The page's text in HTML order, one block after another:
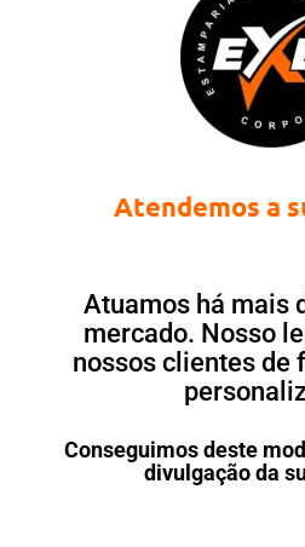
Atendemos a
Atuamos há mais
mercado. Nosso
nossos clientes de
Conseguimos deste
divulgação da